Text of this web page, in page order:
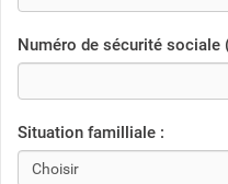
Numéro de sécurité sociale
Situation familliale :